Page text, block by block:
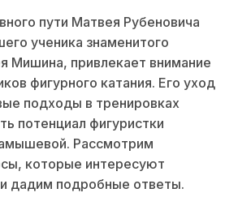
пути Матвея Рубеновича
ученика знаменитого
Мишина, привлекает внимание
фигурного катания. Его уход
подходы в тренировках
потенциал фигуристки
Рассмотрим
которые интересуют
дадим подробные ответы.